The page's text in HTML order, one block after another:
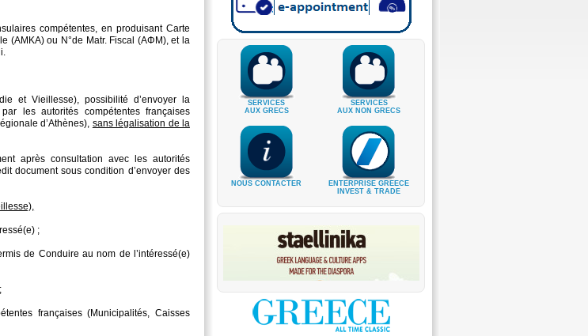
compétentes, en produisant Carte
(AMKA) ou N°de Matr. Fiscal (ΑΦΜ), et la
et Vieillesse), possibilité d’envoyer la
les autorités compétentes françaises
d’Athènes), sans légalisation de la
après consultation avec les autorités
document sous condition d’envoyer des
;
de Conduire au nom de l’intéressé(e)
françaises (Municipalités, Caisses
SERVICES
AUX GRECS
SERVICES
AUX NON GRECS
NOUS CONTACTER
ENTERPRISE GREECE
INVEST & TRADE